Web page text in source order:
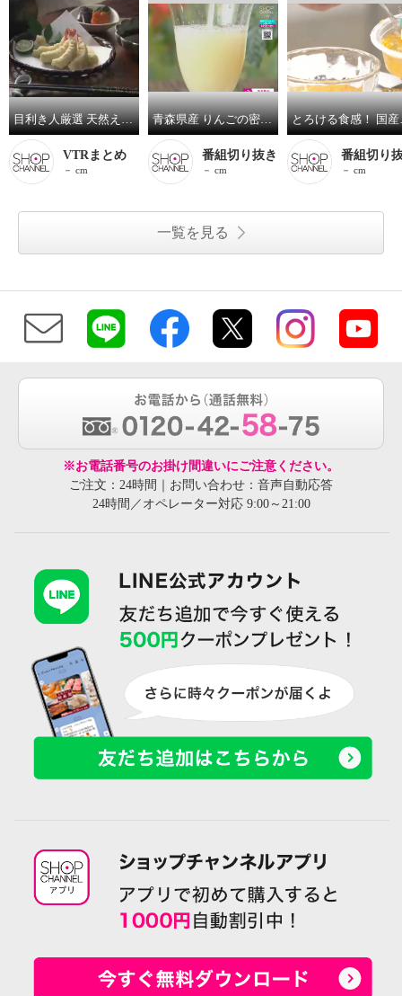
目利き人厳選 天然えびの天ぷら
VTRまとめ
－ cm
青森県産 りんごの密閉搾りジュース ＜４８缶お徳用セット＞
番組切り抜き
－ cm
とろ
番組切り
－ cm
一覧を見る
※お電話番号のお掛け間違いにご注意ください。
ご注文：24時間｜お問い合わせ：音声自動応答
24時間／オペレーター対応 9:00～21:00